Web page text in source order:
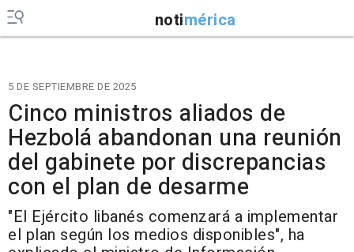
notimérica
5 DE SEPTIEMBRE DE 2025
Cinco ministros aliados de
Hezbolá abandonan una reunión
del gabinete por discrepancias
con el plan de desarme
"El Ejército libanés comenzará a implementar
el plan según los medios disponibles", ha